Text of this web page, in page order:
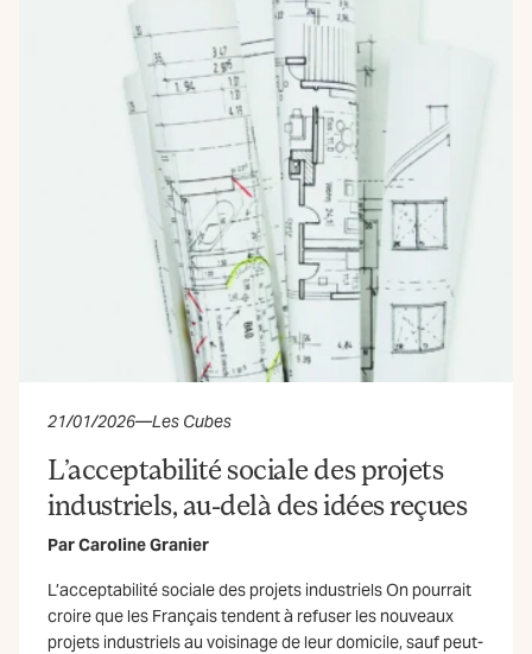
21/01/2026—Les Cubes
L’acceptabilité sociale des projets
industriels, au-delà des idées reçues
ParCaroline Granier
L’acceptabilité sociale des projets industriels On pourrait
croire que les Français tendent à refuser les nouveaux
projets industriels au voisinage de leur domicile, sauf peut-